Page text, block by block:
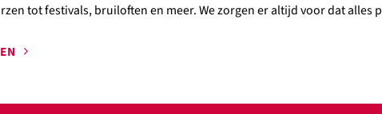
tot festivals, bruiloften en meer. We zorgen er altijd voor dat alles